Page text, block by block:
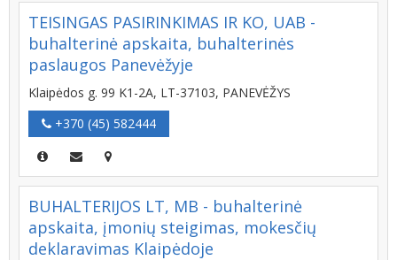
TEISINGAS PASIRINKIMAS IR KO, UAB -
buhalterinė apskaita, buhalterinės
paslaugos Panevėžyje
Klaipėdos g. 99 K1-2A, LT-37103, PANEVĖŽYS
+370 (45) 582444
BUHALTERIJOS LT, MB - buhalterinė
apskaita, įmonių steigimas, mokesčių
deklaravimas Klaipėdoje